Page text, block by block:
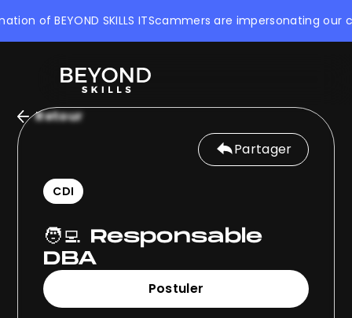
BEYOND SKILLS ITScammers are impersonating our
Retour
CDI
Partager
🧑‍💻 Responsable
DBA
Postuler
Postuler